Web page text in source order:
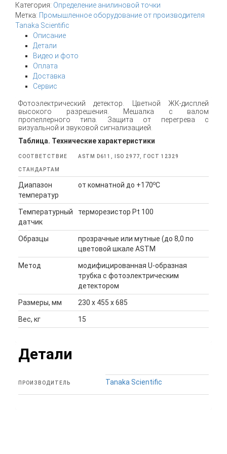
Категория: Определение анилиновой точки
Метка: Промышленное оборудование от производителя
Tanaka Scientific
Описание
Детали
Видео и фото
Оплата
Доставка
Сервис
Фотоэлектрический детектор. Цветной ЖК-дисплей
высокого разрешения. Мешалка с валом
пропеллерного типа. Защита от перегрева с
визуальной и звуковой сигнализацией.
Таблица. Технические характеристики
СООТВЕТСТВИЕ
СТАНДАРТАМ
ASTM D611, ISO 2977, ГОСТ 12329
Диапазон
температур
от комнатной до +170oC
Температурный
датчик
терморезистор Pt 100
Образцы
прозрачные или мутные (до 8,0 по
цветовой шкале ASTM
Метод
модифицированная U-образная
трубка с фотоэлектрическим
детектором
Размеры, мм 230 х 455 х 685
Вес, кг 15
Детали
ПРОИЗВОДИТЕЛЬ Tanaka Scientific